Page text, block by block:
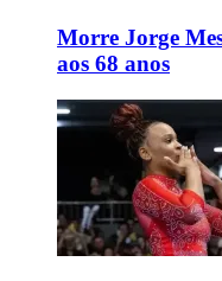
Morre Jorge
aos 68 anos